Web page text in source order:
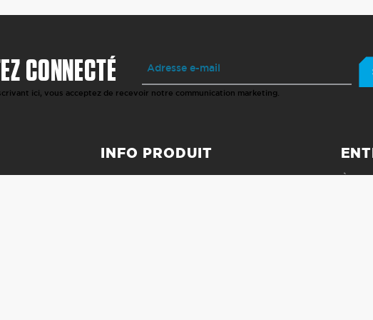
CONNECTÉ
ici, vous acceptez de recevoir notre communication marketing.
INFO PRODUIT
GARANTIE
À